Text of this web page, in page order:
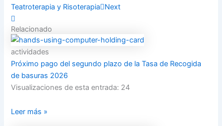
Teatroterapia y Risoterapia
Next
Relacionado
actividades
Próximo pago del segundo plazo de la Tasa de Recogida
de basuras 2026
Visualizaciones de esta entrada: 24
Leer más »